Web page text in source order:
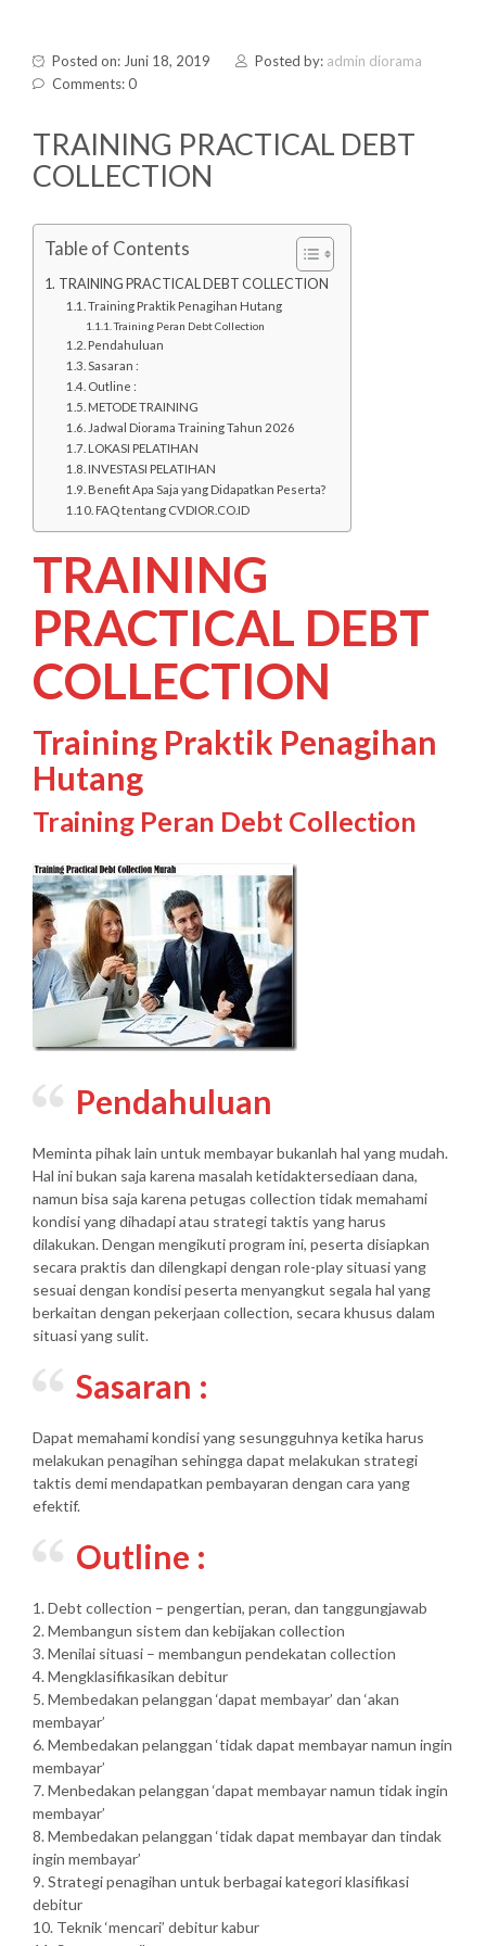
Posted on: Juni 18, 2019 Posted by: admin diorama
Comments: 0
TRAINING PRACTICAL DEBT
COLLECTION
Table of Contents
TRAINING PRACTICAL DEBT COLLECTION
Training Praktik Penagihan Hutang
Training Peran Debt Collection
Pendahuluan
Sasaran :
Outline :
METODE TRAINING
Jadwal Diorama Training Tahun 2026
LOKASI PELATIHAN
INVESTASI PELATIHAN
Benefit Apa Saja yang Didapatkan Peserta?
FAQ tentang CVDIOR.CO.ID
TRAINING
PRACTICAL DEBT
COLLECTION
Training Praktik Penagihan
Hutang
Training Peran Debt Collection
Pendahuluan
Meminta pihak lain untuk membayar bukanlah hal yang mudah.
Hal ini bukan saja karena masalah ketidaktersediaan dana,
namun bisa saja karena petugas collection tidak memahami
kondisi yang dihadapi atau strategi taktis yang harus
dilakukan. Dengan mengikuti program ini, peserta disiapkan
secara praktis dan dilengkapi dengan role-play situasi yang
sesuai dengan kondisi peserta menyangkut segala hal yang
berkaitan dengan pekerjaan collection, secara khusus dalam
situasi yang sulit.
Sasaran :
Dapat memahami kondisi yang sesungguhnya ketika harus
melakukan penagihan sehingga dapat melakukan strategi
taktis demi mendapatkan pembayaran dengan cara yang
efektif.
Outline :
1. Debt collection – pengertian, peran, dan tanggungjawab
2. Membangun sistem dan kebijakan collection
3. Menilai situasi – membangun pendekatan collection
4. Mengklasifikasikan debitur
5. Membedakan pelanggan ‘dapat membayar’ dan ‘akan
membayar’
6. Membedakan pelanggan ‘tidak dapat membayar namun ingin
membayar’
7. Menbedakan pelanggan ‘dapat membayar namun tidak ingin
membayar’
8. Membedakan pelanggan ‘tidak dapat membayar dan tindak
ingin membayar’
9. Strategi penagihan untuk berbagai kategori klasifikasi
debitur
10. Teknik ‘mencari’ debitur kabur